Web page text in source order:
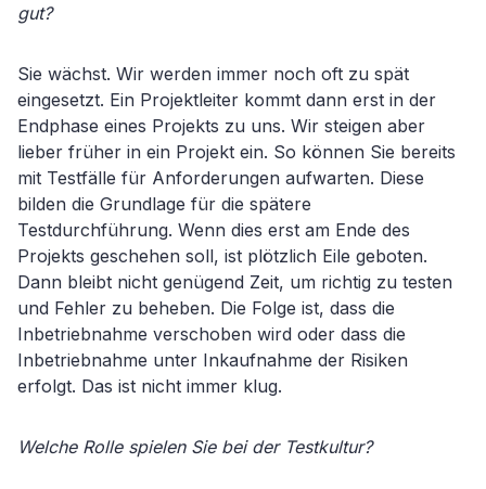
gut?
Sie wächst. Wir werden immer noch oft zu spät
eingesetzt. Ein Projektleiter kommt dann erst in der
Endphase eines Projekts zu uns. Wir steigen aber
lieber früher in ein Projekt ein. So können Sie bereits
mit Testfälle für Anforderungen aufwarten. Diese
bilden die Grundlage für die spätere
Testdurchführung. Wenn dies erst am Ende des
Projekts geschehen soll, ist plötzlich Eile geboten.
Dann bleibt nicht genügend Zeit, um richtig zu testen
und Fehler zu beheben. Die Folge ist, dass die
Inbetriebnahme verschoben wird oder dass die
Inbetriebnahme unter Inkaufnahme der Risiken
erfolgt. Das ist nicht immer klug.
Welche Rolle spielen Sie bei der Testkultur?